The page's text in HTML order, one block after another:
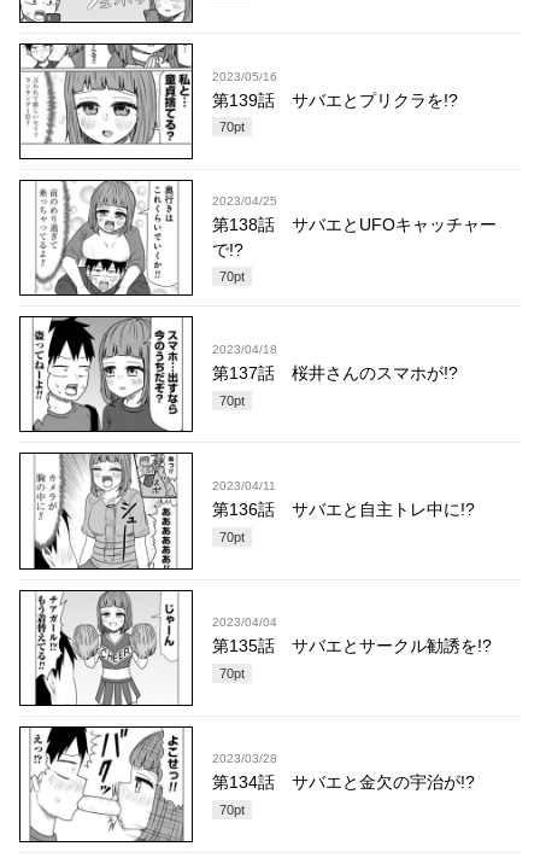
2023/05/16
第139話 サバエとプリクラを!?
70pt
2023/04/25
第138話 サバエとUFOキャッチャー
で!?
70pt
2023/04/18
第137話 桜井さんのスマホが!?
70pt
2023/04/11
第136話 サバエと自主トレ中に!?
70pt
2023/04/04
第135話 サバエとサークル勧誘を!?
70pt
2023/03/28
第134話 サバエと金欠の宇治が!?
70pt